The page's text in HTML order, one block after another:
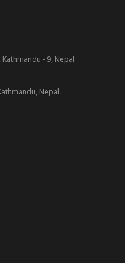
- 9, Nepal
Nepal